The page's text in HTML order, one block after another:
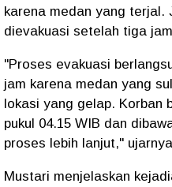
karena medan yang terjal.
dievakuasi setelah tiga
"Proses evakuasi
jam karena medan yang
lokasi yang gelap. Korban
pukul 04.15 WIB dan
proses lebih lanjut,"
Mustari menjelaskan